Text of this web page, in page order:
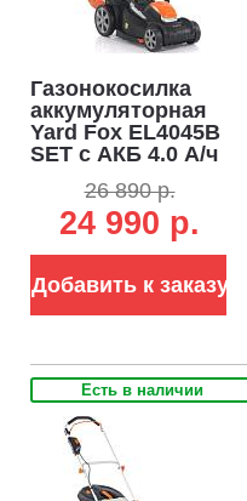
Газонокосилка
аккумуляторная
Yard Fox EL4045B
SET с АКБ 4.0 А/ч
пластик, 34 см, 45
л, 10 кг)
26 890 р.
24 990 р.
Добавить к заказу
Есть в наличии